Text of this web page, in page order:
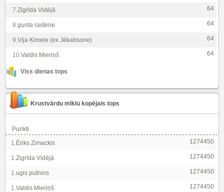
7.Zigrīda Vidējā 64
8.gunta rastene 64
9.Vija Ķimele (ex Jēkabsone) 64
10.Valdis Mieriņš 64
Viss dienas tops
Krustvārdu mīklu kopējais tops
Punkti
1.Ēriks Zimackis 1274450
1.Zigrīda Vidējā 1274450
1.ugis putnins 1274450
1.Valdis Mieriņš 1274450